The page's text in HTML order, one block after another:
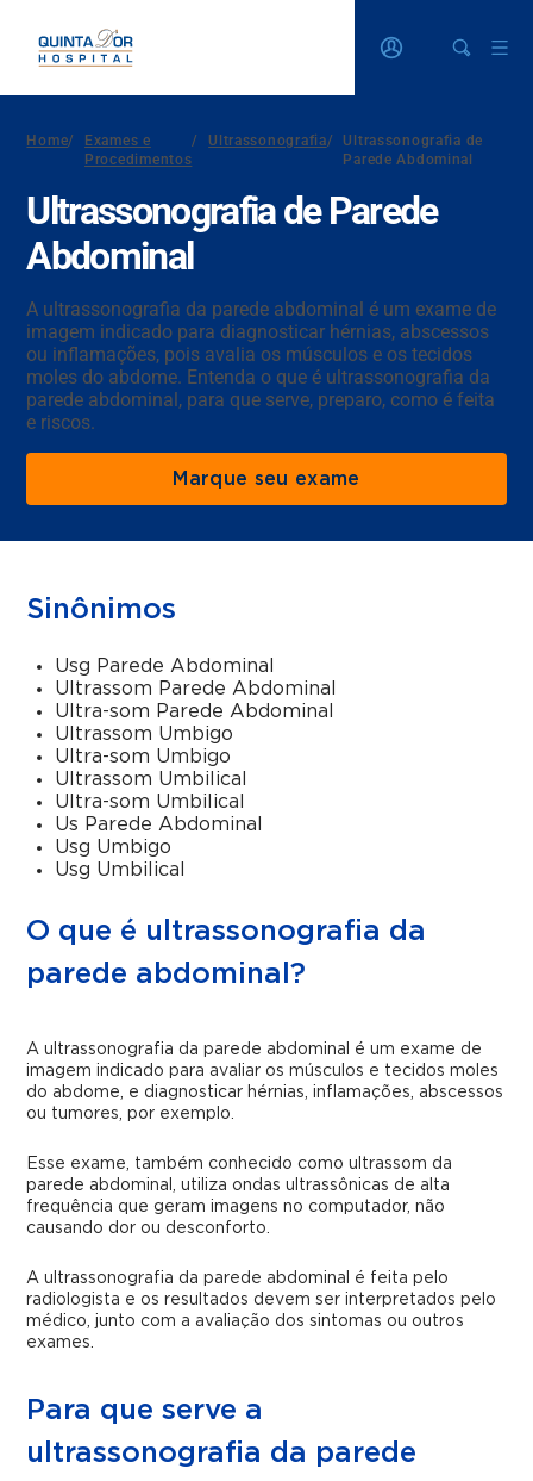
Home/
Exames e
Procedimentos
/ Ultrassonografia/
Ultrassonografia de
Parede Abdominal
Ultrassonografia de Parede
Abdominal
A ultrassonografia da parede abdominal é um exame de
imagem indicado para diagnosticar hérnias, abscessos
ou inflamações, pois avalia os músculos e os tecidos
moles do abdome. Entenda o que é ultrassonografia da
parede abdominal, para que serve, preparo, como é feita
e riscos.
Marque seu exame
Sinônimos
Usg Parede Abdominal
Ultrassom Parede Abdominal
Ultra-som Parede Abdominal
Ultrassom Umbigo
Ultra-som Umbigo
Ultrassom Umbilical
Ultra-som Umbilical
Us Parede Abdominal
Usg Umbigo
Usg Umbilical
O que é ultrassonografia da
parede abdominal?
A ultrassonografia da parede abdominal é um exame de
imagem indicado para avaliar os músculos e tecidos moles
do abdome, e diagnosticar hérnias, inflamações, abscessos
ou tumores, por exemplo.
Esse exame, também conhecido como ultrassom da
parede abdominal, utiliza ondas ultrassônicas de alta
frequência que geram imagens no computador, não
causando dor ou desconforto.
A ultrassonografia da parede abdominal é feita pelo
radiologista e os resultados devem ser interpretados pelo
médico, junto com a avaliação dos sintomas ou outros
exames.
Para que serve a
ultrassonografia da parede